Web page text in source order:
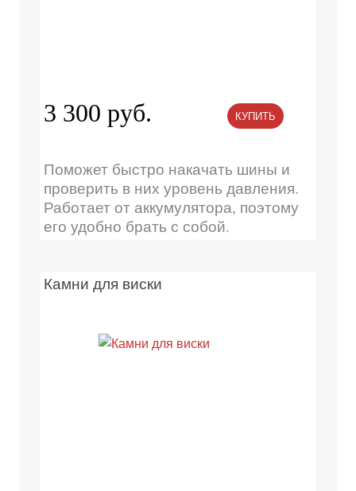
3 300 руб. КУПИТЬ
Поможет быстро накачать шины и
проверить в них уровень давления.
Работает от аккумулятора, поэтому
его удобно брать с собой.
Камни для виски